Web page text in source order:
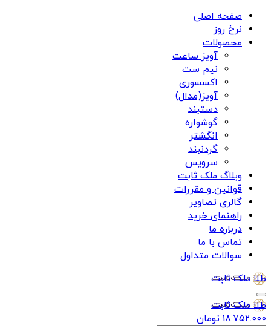
صفحه اصلی
نرخ روز
محصولات
آویز ساعت
نیم ست
اکسسوری
آویز(مدال)
دستبند
گوشواره
انگشتر
گردنبند
سرویس
وبلاگ ملک ثابت
قوانین و مقررات
گالری تصاویر
راهنمای خرید
درباره ما
تماس با ما
سوالات متداول
طلا ملک ثابت
طلا ملک ثابت
18.752.000 تومان